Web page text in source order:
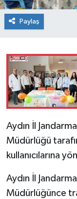
Paylaş
Aydın İl
Müdürlüğü
kullanıcılarına
Aydın İl
Müdürlüğünce